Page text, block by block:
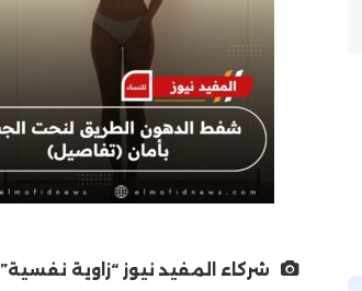
شركاء المفيد نيوز “زاوية نفسية”